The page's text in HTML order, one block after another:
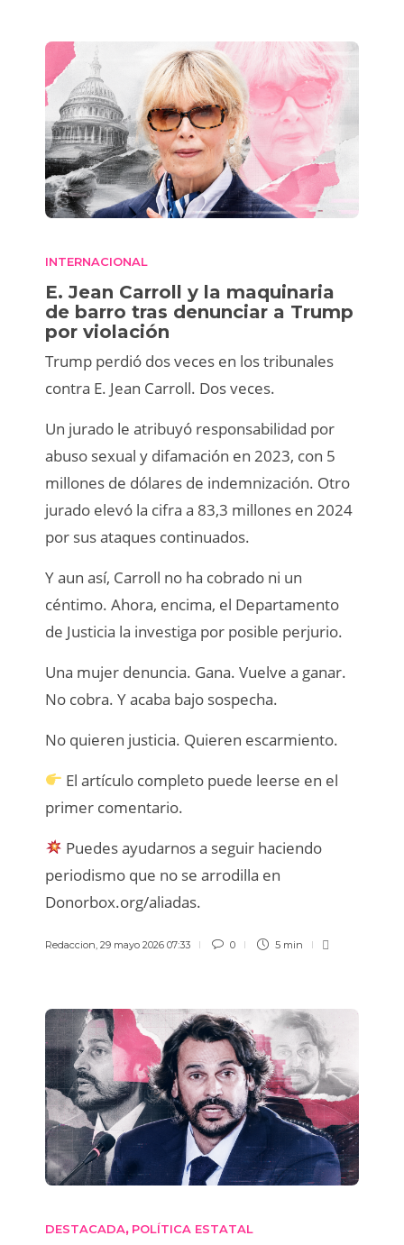
INTERNACIONAL
E. Jean Carroll y la maquinaria
de barro tras denunciar a Trump
por violación
Trump perdió dos veces en los tribunales
contra E. Jean Carroll. Dos veces.
Un jurado le atribuyó responsabilidad por
abuso sexual y difamación en 2023, con 5
millones de dólares de indemnización. Otro
jurado elevó la cifra a 83,3 millones en 2024
por sus ataques continuados.
Y aun así, Carroll no ha cobrado ni un
céntimo. Ahora, encima, el Departamento
de Justicia la investiga por posible perjurio.
Una mujer denuncia. Gana. Vuelve a ganar.
No cobra. Y acaba bajo sospecha.
No quieren justicia. Quieren escarmiento.
El artículo completo puede leerse en el
primer comentario.
Puedes ayudarnos a seguir haciendo
periodismo que no se arrodilla en
Donorbox.org/aliadas.
Redaccion 29 mayo 2026 07:33 0 5 min
DESTACADA, POLÍTICA ESTATAL